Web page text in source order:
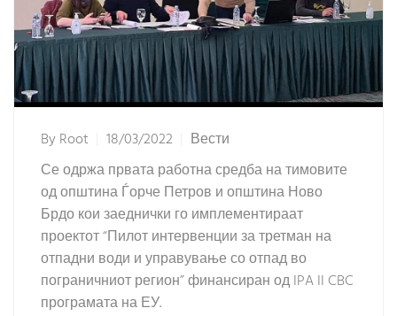
ByRoot 18/03/2022
Вести
Се одржа првата работна средба на тимовите
од општина Ѓорче Петров и општина Ново
Брдо кои заеднички го имплементираат
проектот “Пилот интервенции за третман на
отпадни води и управување со отпад во
пограничниот регион” финансиран од IPA II CBC
програмата на ЕУ.